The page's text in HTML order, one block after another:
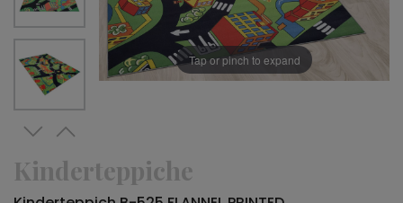
Tap or pinch to expand
Kinderteppiche